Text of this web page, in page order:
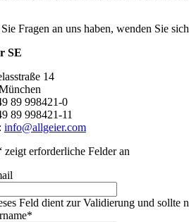
Fragen an uns haben, wenden Sie
SE
14
89 998421-0
89 998421-11
info@allgeier.com
zeigt erforderliche Felder an
Feld dient zur Validierung und sollte
*